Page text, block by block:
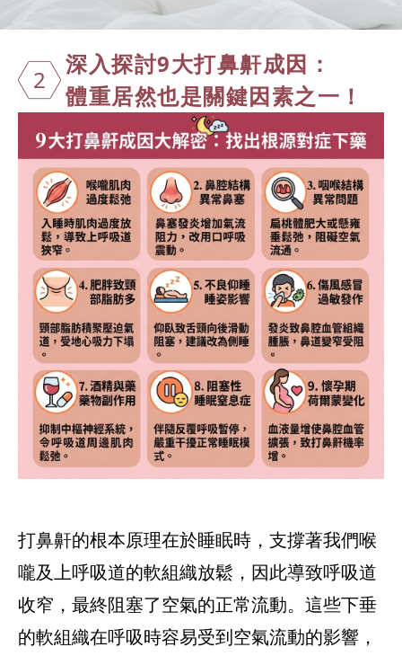
2
深入探討9大打鼻鼾成因：
體重居然也是關鍵因素之一 ！
打鼻鼾的根本原理在於睡眠時，支撐著我們喉
嚨及上呼吸道的軟組織放鬆，因此導致呼吸道
收窄，最終阻塞了空氣的正常流動。這些下垂
的軟組織在呼吸時容易受到空氣流動的影響，